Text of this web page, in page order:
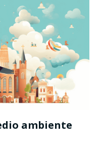
ambiente